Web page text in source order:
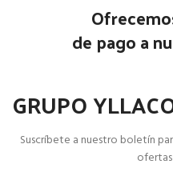
de pago a
GRUPO
Suscríbete a nuestro boletín